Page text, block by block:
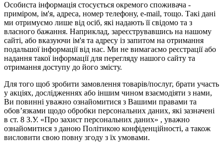
Особиста інформація стосується окремого споживача -
приміром, ім'я, адреса, номер телефону, e-mail, тощо. Такі дані
ми отримуємо лише від осіб, які надають її свідомо та з
власного бажання. Наприклад, зареєструвавшись на нашому
сайті, або вказуючи ім'я та адресу із запитом на отримання
подальшої інформації від нас. Ми не вимагаємо реєстрації або
надання такої інформації для перегляду нашого сайту та
отримання доступу до його змісту.
Для того щоб зробити замовлення товарів/послуг, брати участь
у акціях, дослідженнях або іншим чином взаємодіяти з нами,
Ви повинні уважно ознайомитися з Вашими правами та
обов’язками щодо обробки персональних даних, які зазначені
в ст. 8 З.У. «Про захист персональних даних» , уважно
ознайомитися з даною Політикою конфіденційності, а також
висловити свою повну згоду з їх умовами.